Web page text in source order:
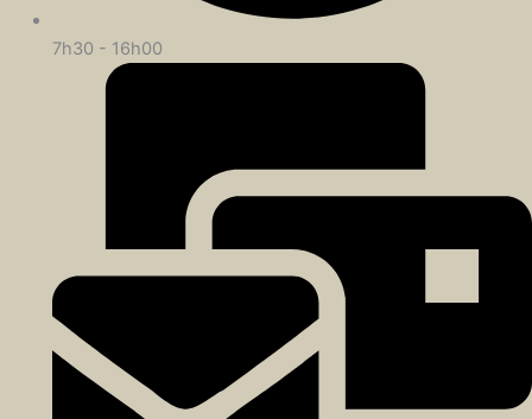
7h30 - 16h00